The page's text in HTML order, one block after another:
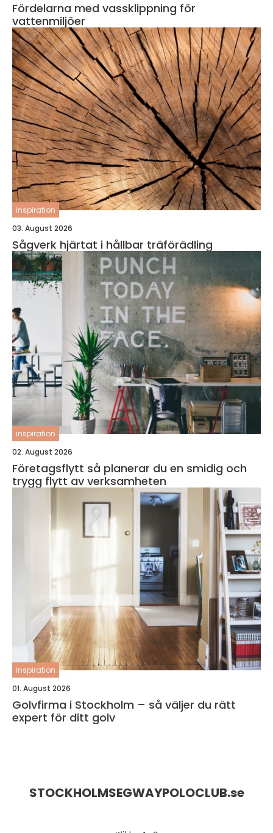
Fördelarna med vassklippning för
vattenmiljöer
inspiration
03. August 2026
Sågverk hjärtat i hållbar träförädling
inspiration
02. August 2026
Företagsflytt så planerar du en smidig och
trygg flytt av verksamheten
inspiration
01. August 2026
Golvfirma i Stockholm – så väljer du rätt
expert för ditt golv
STOCKHOLMSEGWAYPOLOCLUB.se